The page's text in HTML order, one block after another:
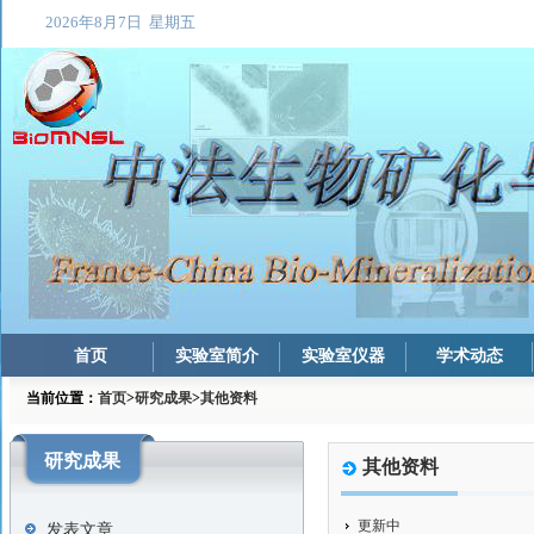
首页 实验室简介 实验室仪器 学术动态
当前位置：首页>研究成果>其他资料
研究成果
发表文章
其他资料
更新中